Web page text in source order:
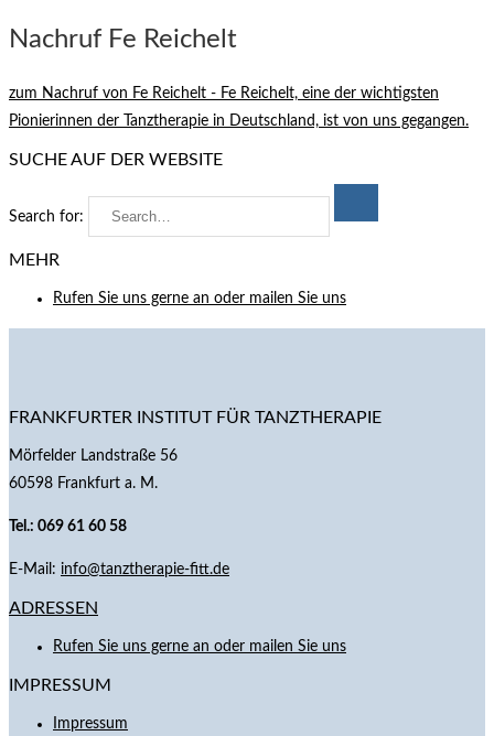
Nachruf Fe Reichelt
zum Nachruf von Fe Reichelt - Fe Reichelt, eine der wichtigsten
Pionierinnen der Tanztherapie in Deutschland, ist von uns gegangen.
SUCHE AUF DER WEBSITE
Search for:
MEHR
Rufen Sie uns gerne an oder mailen Sie uns
FRANKFURTER INSTITUT FÜR TANZTHERAPIE
Mörfelder Landstraße 56
60598 Frankfurt a. M.
Tel.: 069 61 60 58
E-Mail: info@tanztherapie-fitt.de
ADRESSEN
Rufen Sie uns gerne an oder mailen Sie uns
IMPRESSUM
Impressum